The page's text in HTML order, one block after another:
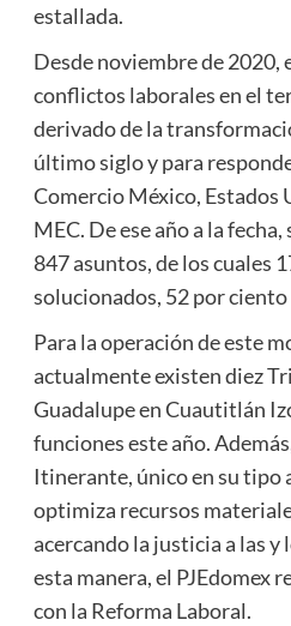
estallada.
Desde noviembre de 2020,
conflictos laborales en el
derivado de la
último siglo y para
Comercio México, Estados
MEC. De ese año a la
847 asuntos, de los cuales
solucionados, 52 por
Para la operación de este
actualmente existen diez
Guadalupe en Cuautitlán
funciones este año.
Itinerante, único en su tipo
optimiza recursos
acercando la justicia a las y
esta manera, el PJEdomex
con la Reforma Laboral.